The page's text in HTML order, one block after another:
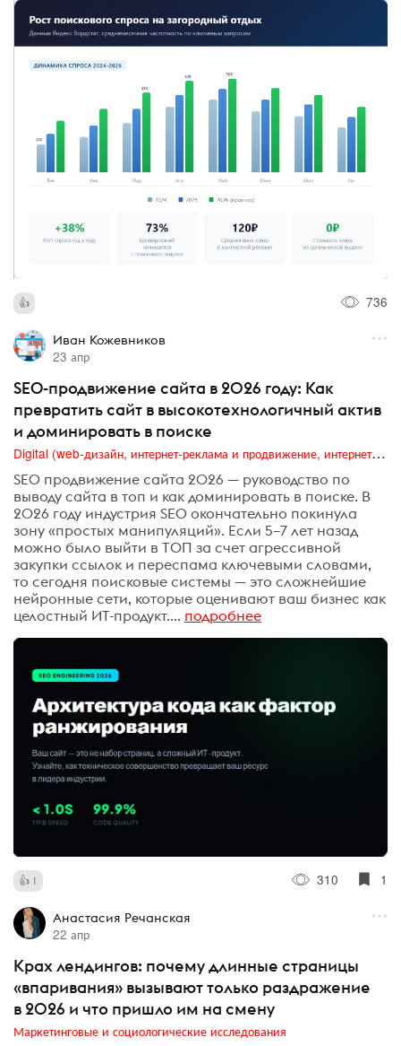
736
Иван Кожевников
23 апр
SEO-продвижение сайта в 2026 году: Как
превратить сайт в высокотехнологичный актив
и доминировать в поиске
Digital (web-дизайн, интернет-реклама и продвижение, интернет-сообщества и блоги, интернет-коммуникации, мобильный маркетинг, реклама на цифровых экранах)
SEO продвижение сайта 2026 — руководство по
выводу сайта в топ и как доминировать в поиске. В
2026 году индустрия SEO окончательно покинула
зону «простых манипуляций». Если 5–7 лет назад
можно было выйти в ТОП за счет агрессивной
закупки ссылок и переспама ключевыми словами,
то сегодня поисковые системы — это сложнейшие
нейронные сети, которые оценивают ваш бизнес как
целостный ИТ-продукт.... подробнее
1 310 1
Анастасия Речанская
22 апр
Крах лендингов: почему длинные страницы
«впаривания» вызывают только раздражение
в 2026 и что пришло им на смену
Маркетинговые и социологические исследования